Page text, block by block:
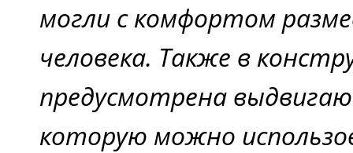
могли с комфортом
человека. Также в
предусмотрена
которую можно